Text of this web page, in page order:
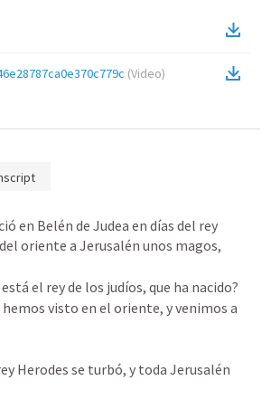
(Video)
en Belén de Judea en días del rey
oriente a Jerusalén unos magos,
el rey de los judíos, que ha nacido?
visto en el oriente, y venimos a
Herodes se turbó, y toda Jerusalén